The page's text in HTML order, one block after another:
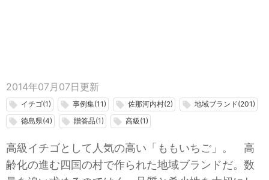
2014年07月07日 更新
local_offer イチゴ(1) local_offer 事例集(11) local_offer 佐那河内村(2) local_offer 地域ブランド(201)
local_offer 徳島県(4) local_offer 贈答品(1) local_offer 高級(1)
高級イチゴとして人気の高い「ももいちご」。 高
齢化の進む四国の村で作られた地域ブランドだ。数